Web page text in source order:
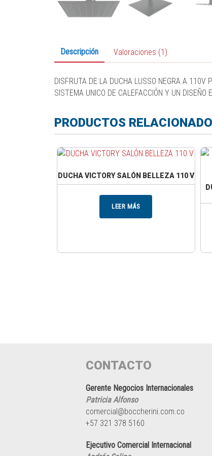
Descripción Valoraciones (1)
DISFRUTA DE LA DUCHA LUSSO NEGRA A 110V
SISTEMA UNICO DE CALEFACCIÓN Y UN DISEÑO
PRODUCTOS
DUCHA VICTORY SALÓN BELLEZA 110 V
LEER MÁS
CONTACTO
Gerente Negocios Internacionales
Patricia Alfonso
comercial@boccherini.com.co
+57 321 378 5160
Ejecutivo Comercial Internacional